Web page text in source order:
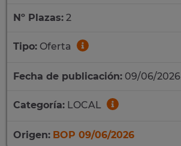
Nº Plazas: 2
Tipo: Oferta
Fecha de publicación: 09/06/2026
Categoría: LOCAL
Origen: BOP 09/06/2026